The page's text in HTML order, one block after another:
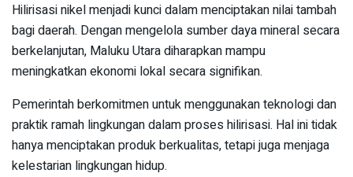
Hilirisasi nikel menjadi kunci dalam menciptakan nilai tambah
bagi daerah. Dengan mengelola sumber daya mineral secara
berkelanjutan, Maluku Utara diharapkan mampu
meningkatkan ekonomi lokal secara signifikan.
Pemerintah berkomitmen untuk menggunakan teknologi dan
praktik ramah lingkungan dalam proses hilirisasi. Hal ini tidak
hanya menciptakan produk berkualitas, tetapi juga menjaga
kelestarian lingkungan hidup.